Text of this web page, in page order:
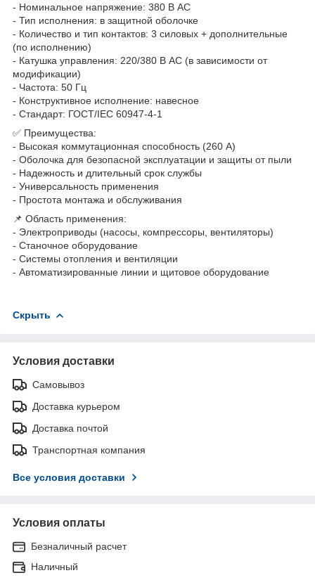
- Номинальное напряжение: 380 В AC
- Тип исполнения: в защитной оболочке
- Количество и тип контактов: 3 силовых + дополнительные
(по исполнению)
- Катушка управления: 220/380 В AC (в зависимости от
модификации)
- Частота: 50 Гц
- Конструктивное исполнение: навесное
- Стандарт: ГОСТ/IEC 60947-4-1
✅ Преимущества:
- Высокая коммутационная способность (260 А)
- Оболочка для безопасной эксплуатации и защиты от пыли
- Надежность и длительный срок службы
- Универсальность применения
- Простота монтажа и обслуживания
📌 Область применения:
- Электроприводы (насосы, компрессоры, вентиляторы)
- Станочное оборудование
- Системы отопления и вентиляции
- Автоматизированные линии и щитовое оборудование
Скрыть
Условия доставки
Самовывоз
Доставка курьером
Доставка почтой
Транспортная компания
Все условия доставки
Условия оплаты
Безналичный расчет
Наличный